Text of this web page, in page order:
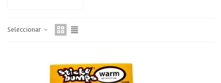
Seleccionar